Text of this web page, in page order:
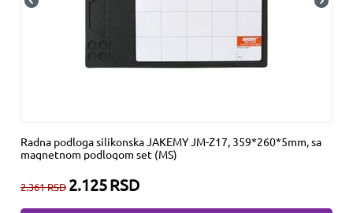
Radna podloga silikonska JAKEMY JM-Z17, 359*260*5mm, sa
magnetnom podlogom set (MS)
2.361RSD 2.125RSD